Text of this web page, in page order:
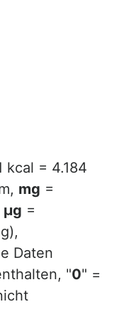
kcal = 4.184
mg =
µg =
Daten
"0" =